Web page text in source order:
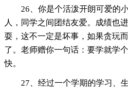
26、你是个活泼开朗可爱的
人，同学之间团结友爱。成绩也
耍，这不一定是坏事，如果贪玩
了。老师赠你一句话：要学就学
快。
27、经过一个学期的学习、